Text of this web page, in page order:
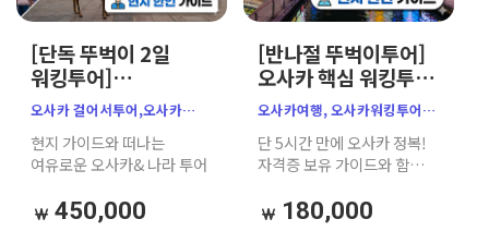
[단독 뚜벅이 2일
워킹투어]
오사카1day &
나라1day 완전 정복
현지 한인 가이드
(주유패스 활용)
오사카 걸어서투어,오사카
주유패스 ,나라 사슴공원,
오사카 뚜벅이,오사카워킹투어
현지 가이드와 떠나는
여유로운 오사카& 나라 투어
450,000
[반나절 뚜벅이투어]
오사카 핵심 워킹투어
｜소규모 한인 가이드
｜주유패스 추천
오사카여행, 오사카워킹투어,
오사카주유패스,
오사카가이드투어,
오사카소규모투어,
뚜벅이여행,
오사카반나절투어, 난바투어,
단 5시간 만에 오사카 정복!
자격증 보유 가이드와 함께
실속 만점 소규모 워킹투어
180,000